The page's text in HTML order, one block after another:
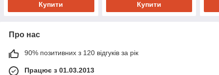
Купити Купити
Про нас
90% позитивних з 120 відгуків за рік
Працює з 01.03.2013